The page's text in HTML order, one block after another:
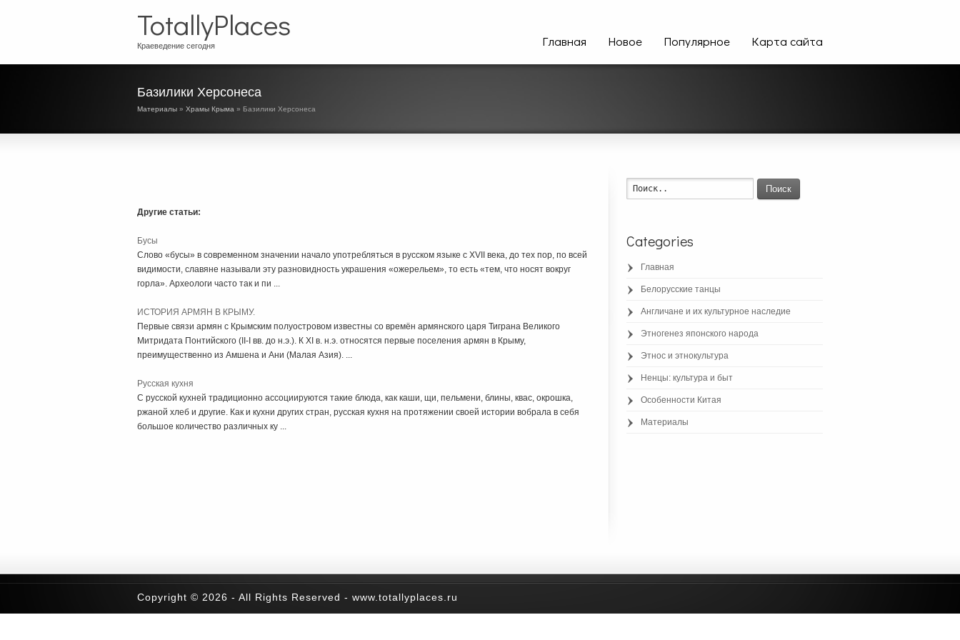
TotallyPlaces
Краеведение сегодня Главная Новое Популярное Карта сайта
Базилики Херсонеса
Материалы » Храмы Крыма » Базилики Херсонеса
Другие статьи:
Бусы
Слово «бусы» в современном значении начало употребляться в русском языке с XVII века, до тех пор, по всей
видимости, славяне называли эту разновидность украшения «ожерельем», то есть «тем, что носят вокруг
горла». Археологи часто так и пи ...
ИСТОРИЯ АРМЯН В КРЫМУ.
Первые связи армян с Крымским полуостровом известны со времён армянского царя Тиграна Великого
Митридата Понтийского (II-I вв. до н.э.). К XI в. н.э. относятся первые поселения армян в Крыму,
преимущественно из Амшена и Ани (Малая Азия). ...
Русская кухня
С русской кухней традиционно ассоциируются такие блюда, как каши, щи, пельмени, блины, квас, окрошка,
ржаной хлеб и другие. Как и кухни других стран, русская кухня на протяжении своей истории вобрала в себя
большое количество различных ку ...
Поиск
Categories
Главная
Белорусские танцы
Англичане и их культурное наследие
Этногенез японского народа
Этнос и этнокультура
Ненцы: культура и быт
Особенности Китая
Материалы
Copyright © 2026 - All Rights Reserved - www.totallyplaces.ru